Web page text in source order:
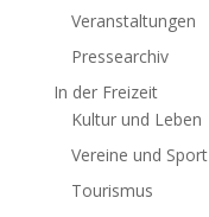
Veranstaltungen
Pressearchiv
In der Freizeit
Kultur und Leben
Vereine und Sport
Tourismus